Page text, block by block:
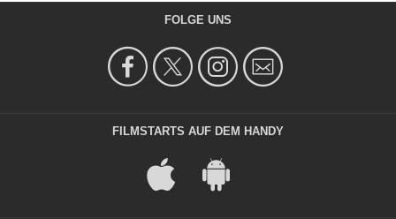
FOLGE UNS
FILMSTARTS AUF DEM HANDY